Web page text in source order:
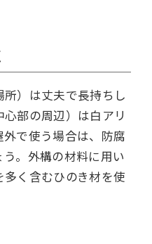
）は丈夫で長持ちし
部の周辺）は白アリ
で使う場合は、防腐
。外構の材料に用い
く含むひのき材を使